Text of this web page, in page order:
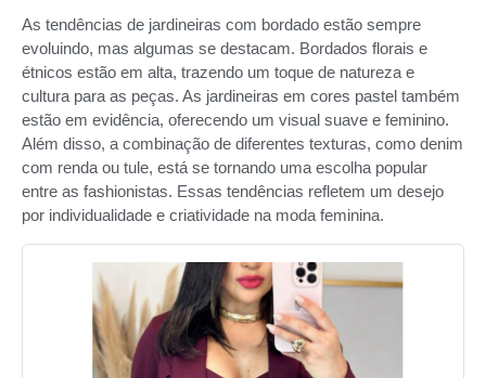
As tendências de jardineiras com bordado estão sempre
evoluindo, mas algumas se destacam. Bordados florais e
étnicos estão em alta, trazendo um toque de natureza e
cultura para as peças. As jardineiras em cores pastel também
estão em evidência, oferecendo um visual suave e feminino.
Além disso, a combinação de diferentes texturas, como denim
com renda ou tule, está se tornando uma escolha popular
entre as fashionistas. Essas tendências refletem um desejo
por individualidade e criatividade na moda feminina.